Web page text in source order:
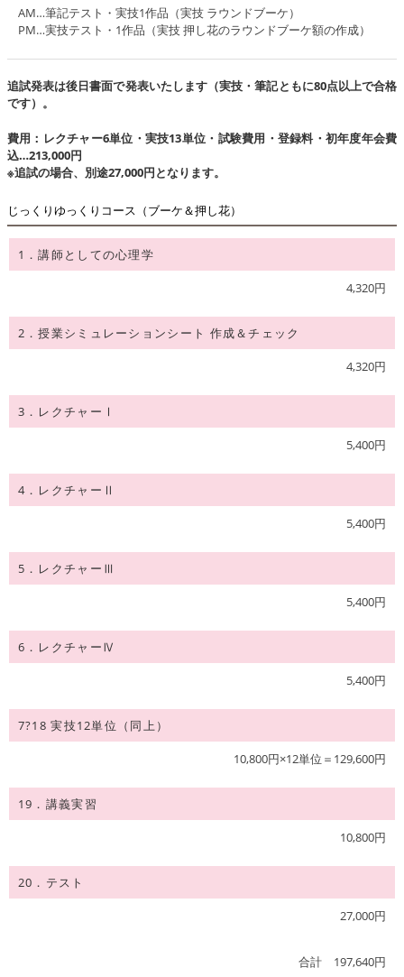
AM…筆記テスト・実技1作品（実技 ラウンドブーケ）
PM…実技テスト・1作品（実技 押し花のラウンドブーケ額の作成）
追試発表は後日書面で発表いたします（実技・筆記ともに80点以上で合格
です）。
費用：レクチャー6単位・実技13単位・試験費用・登録料・初年度年会費
込…213,000円
※追試の場合、別途27,000円となります。
じっくりゆっくりコース（ブーケ＆押し花）
1．講師としての心理学
4,320円
2．授業シミュレーションシート 作成＆チェック
4,320円
3．レクチャーⅠ
5,400円
4．レクチャーⅡ
5,400円
5．レクチャーⅢ
5,400円
6．レクチャーⅣ
5,400円
7?18 実技12単位（同上）
10,800円×12単位＝129,600円
19．講義実習
10,800円
20．テスト
27,000円
合計 197,640円